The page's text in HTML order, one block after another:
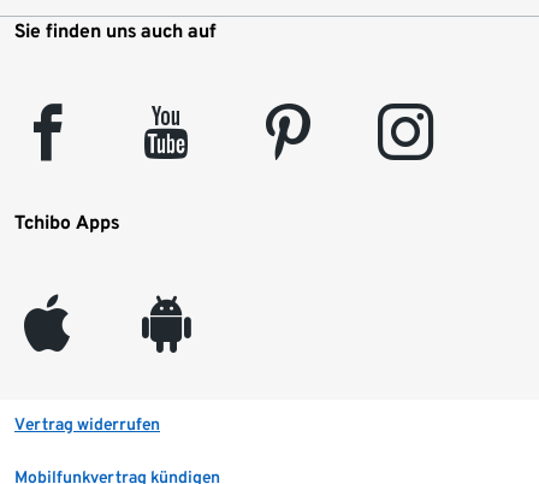
Sie finden uns auch auf
facebook youtube pinterest instagram
Tchibo Apps
appleinc android
Vertrag widerrufen
Mobilfunkvertrag kündigen